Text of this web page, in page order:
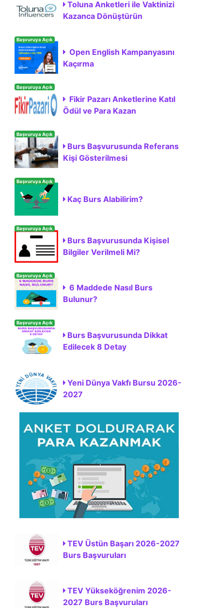
Toluna Anketleri ile Vaktinizi
Kazanca Dönüştürün
Başvuruya Açık
Open English Kampanyasını
Kaçırma
Başvuruya Açık
Fikir Pazarı Anketlerine Katıl
Ödül ve Para Kazan
Başvuruya Açık
Burs Başvurusunda Referans
Kişi Gösterilmesi
Başvuruya Açık
Kaç Burs Alabilirim?
Başvuruya Açık
Burs Başvurusunda Kişisel
Bilgiler Verilmeli Mi?
Başvuruya Açık
6 Maddede Nasıl Burs
Bulunur?
Başvuruya Açık
Burs Başvurusunda Dikkat
Edilecek 8 Detay
Yeni Dünya Vakfı Bursu 2026-
2027
TEV Üstün Başarı 2026-2027
Burs Başvuruları
TEV Yükseköğrenim 2026-
2027 Burs Başvuruları